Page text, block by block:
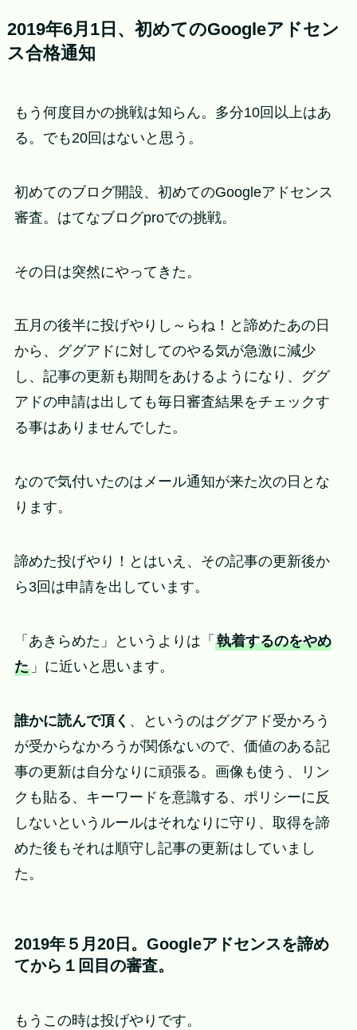
2019年6月1日、初めてのGoogleアドセン
ス合格通知
もう何度目かの挑戦は知らん。多分10回以上はあ
る。でも20回はないと思う。
初めてのブログ開設、初めてのGoogleアドセンス
審査。はてなブログproでの挑戦。
その日は突然にやってきた。
五月の後半に投げやりし～らね！と諦めたあの日
から、ググアドに対してのやる気が急激に減少
し、記事の更新も期間をあけるようになり、ググ
アドの申請は出しても毎日審査結果をチェックす
る事はありませんでした。
なので気付いたのはメール通知が来た次の日とな
ります。
諦めた投げやり！とはいえ、その記事の更新後か
ら3回は申請を出しています。
「あきらめた」というよりは「 執着するのをやめ
た」に近いと思います。
誰かに読んで頂く 、というのはググアド受かろう
が受からなかろうが関係ないので、価値のある記
事の更新は自分なりに頑張る。画像も使う、リン
クも貼る、キーワードを意識する、ポリシーに反
しないというルールはそれなりに守り、取得を諦
めた後もそれは順守し記事の更新はしていまし
た。
2019年５月20日。Googleアドセンスを諦め
てから１回目の審査。
もうこの時は投げやりです。